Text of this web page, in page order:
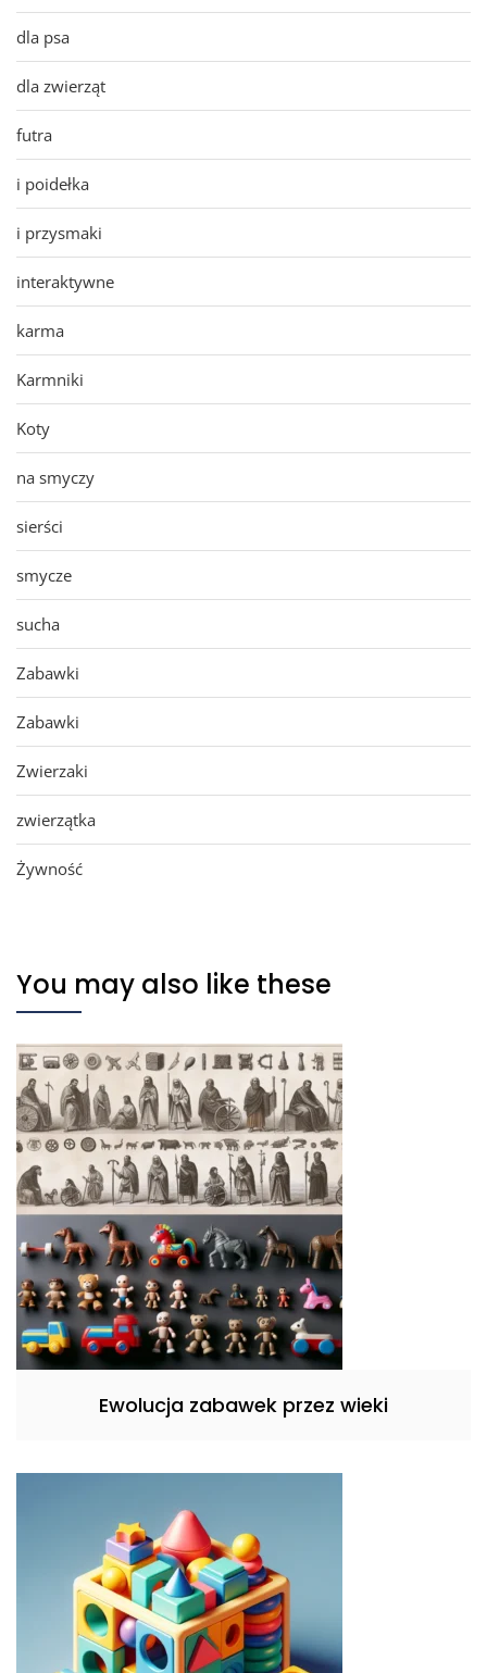
dla psa
dla zwierząt
futra
i poidełka
i przysmaki
interaktywne
karma
Karmniki
Koty
na smyczy
sierści
smycze
sucha
Zabawki
Zabawki
Zwierzaki
zwierzątka
Żywność
You may also like these
Ewolucja zabawek przez wieki